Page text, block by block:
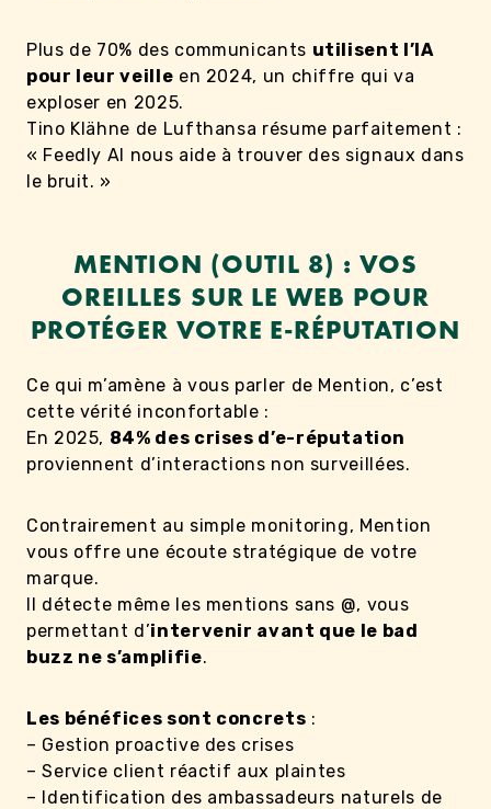
Plus de 70% des communicants utilisent l’IA
pour leur veille en 2024, un chiffre qui va
exploser en 2025.
Tino Klähne de Lufthansa résume parfaitement :
« Feedly AI nous aide à trouver des signaux dans
le bruit. »
MENTION (OUTIL 8) : VOS
OREILLES SUR LE WEB POUR
PROTÉGER VOTRE E-RÉPUTATION
Ce qui m’amène à vous parler de Mention, c’est
cette vérité inconfortable :
En 2025, 84% des crises d’e-réputation
proviennent d’interactions non surveillées.
Contrairement au simple monitoring, Mention
vous offre une écoute stratégique de votre
marque.
Il détecte même les mentions sans @, vous
permettant d’intervenir avant que le bad
buzz ne s’amplifie.
Les bénéfices sont concrets :
– Gestion proactive des crises
– Service client réactif aux plaintes
– Identification des ambassadeurs naturels de